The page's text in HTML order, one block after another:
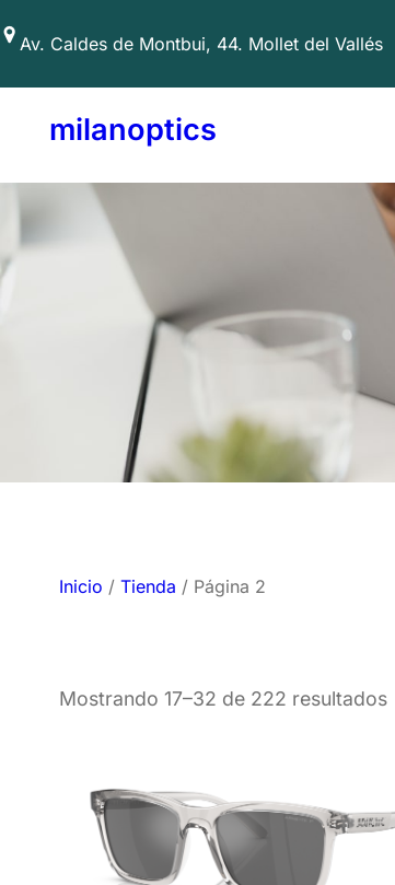
Av. Caldes de Montbui, 44. Mollet del Vallés
milanoptics
Inicio / Tienda / Página 2
Mostrando 17–32 de 222 resultados